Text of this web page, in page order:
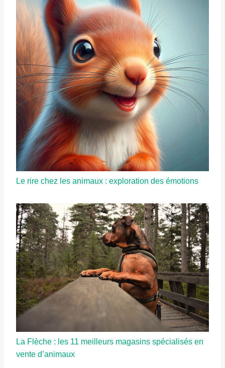
Le rire chez les animaux : exploration des émotions
La Flèche : les 11 meilleurs magasins spécialisés en
vente d’animaux